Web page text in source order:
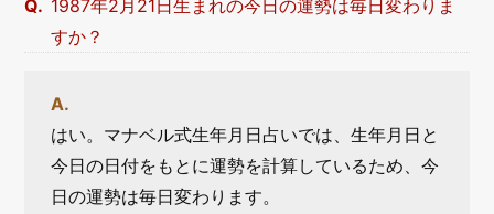
1987年2月21日生まれの今日の運勢は毎日変わりま
すか？
はい。マナベル式生年月日占いでは、生年月日と
今日の日付をもとに運勢を計算しているため、今
日の運勢は毎日変わります。